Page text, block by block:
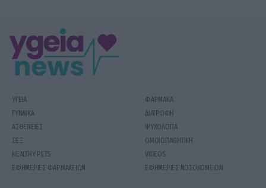
ΥΓΕΙΑ
ΦΑΡΜΑΚΑ
ΓΥΝΑΙΚΑ
ΔΙΑΤΡΟΦΗ
ΑΣΘΕΝΕΙΕΣ
ΨΥΧΟΛΟΓΙΑ
ΣΕΞ
ΟΜΟΙΟΠΑΘΗΤΙΚΗ
HEALTHY PETS
VIDEOS
ΕΦΗΜΕΡΙΕΣ ΦΑΡΜΑΚΕΙΩΝ
ΕΦΗΜΕΡΙΕΣ ΝΟΣΟΚΟΜΕΙΩΝ